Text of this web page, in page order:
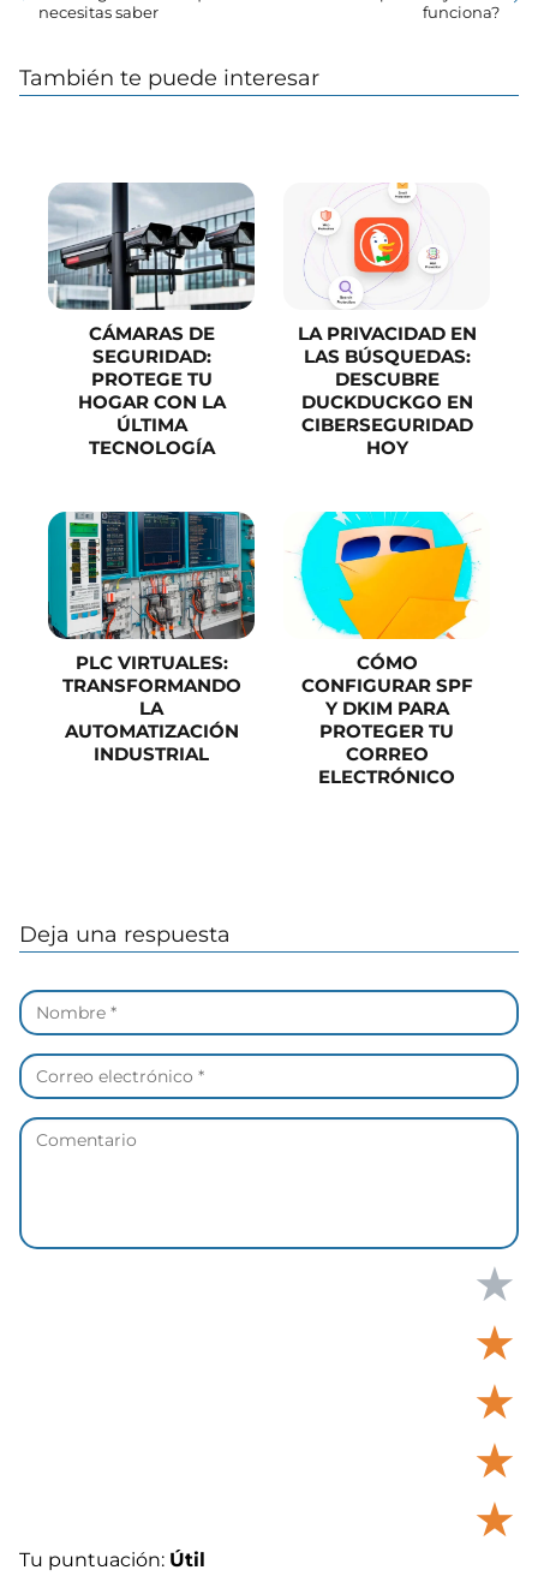
necesitas saber
funciona?
También te puede interesar
CÁMARAS DE
SEGURIDAD:
PROTEGE TU
HOGAR CON LA
ÚLTIMA
TECNOLOGÍA
LA PRIVACIDAD EN
LAS BÚSQUEDAS:
DESCUBRE
DUCKDUCKGO EN
CIBERSEGURIDAD
HOY
PLC VIRTUALES:
TRANSFORMANDO
LA
AUTOMATIZACIÓN
INDUSTRIAL
CÓMO
CONFIGURAR SPF
Y DKIM PARA
PROTEGER TU
CORREO
ELECTRÓNICO
Deja una respuesta
★
★
★
★
★
Tu puntuación: Útil